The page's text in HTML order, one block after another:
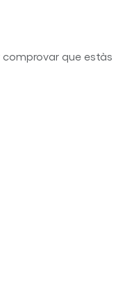
que estàs